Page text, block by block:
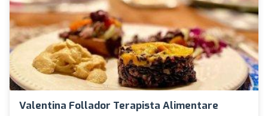
Valentina Follador Terapista Alimentare